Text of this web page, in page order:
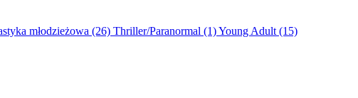
młodzieżowa (26) Thriller/Paranormal (1)Young Adult (15)